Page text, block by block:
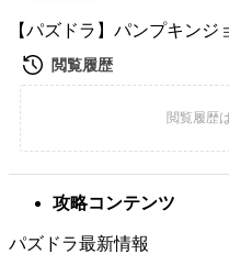
【パズドラ】パンプキン
攻略コンテンツ
パズドラ最新情報